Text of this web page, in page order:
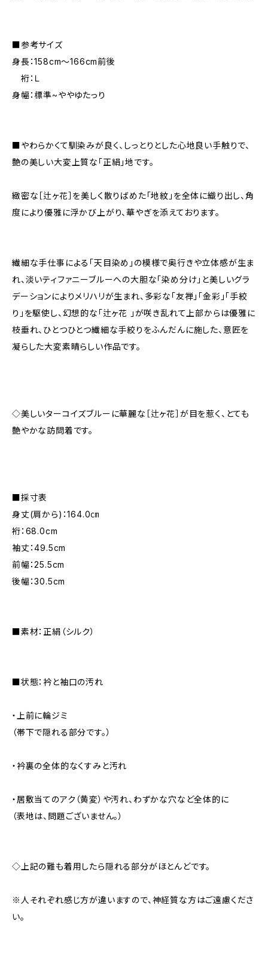
■参考サイズ
身長：158cm～166cm前後
裄：Ｌ
身幅：標準~ややゆたっり
■やわらかくて馴染みが良く、しっとりとした心地良い手触りで、
艶の美しい大変上質な「正絹」地です。
緻密な［辻ヶ花］を美しく散りばめた「地紋」を全体に織り出し、角
度により優雅に浮かび上がり、華やぎを添えております。
繊細な手仕事による「天目染め」の模様で奥行きや立体感が生ま
れ、淡いティファニーブルーへの大胆な「染め分け」と美しいグラ
デーションによりメリハリが生まれ、多彩な「友禅」「金彩」「手絞
り」を駆使し、幻想的な「辻ヶ花 」が咲き乱れて上部からは優雅に
枝垂れ、ひとつひとつ繊細な手絞りをふんだんに施した、意匠を
凝らした大変素晴らしい作品です。
◇美しいターコイズブルーに華麗な［辻ヶ花］が目を惹く、とても
艶やかな訪問着です。
■採寸表
身丈(肩から)：164.0㎝
裄：68.0cm
袖丈：49.5cm
前幅：25.5cm
後幅：30.5cm
■素材：正絹（シルク）
■状態：衿と袖口の汚れ
・上前に輪ジミ
（帯下で隠れる部分です。）
・衿裏の全体的なくすみと汚れ
・居敷当てのアク（黄変）や汚れ、わずかな穴など全体的に
（表地は、問題ございません。）
◇上記の難も着用したら隠れる部分がほとんどです。
※人それぞれ感じ方が違いますので、神経質な方はご遠慮くださ
い。